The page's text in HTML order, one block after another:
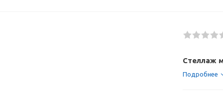
Стеллаж
Подробнее